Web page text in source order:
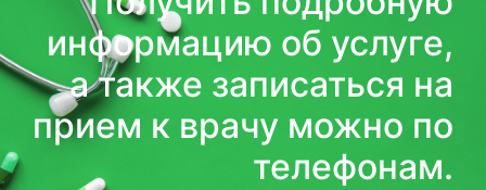
информацию об услуге,
а также записаться на
прием к врачу можно по
телефонам.